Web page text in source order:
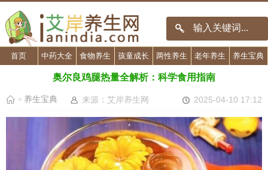
首页 中药大全 食物养生 孩童成长 两性养生 老年养生 养生宝典
奥尔良鸡腿热量全解析：科学食用指南
> 养生宝典 来源：艾岸养生网 2025-04-10 17:12